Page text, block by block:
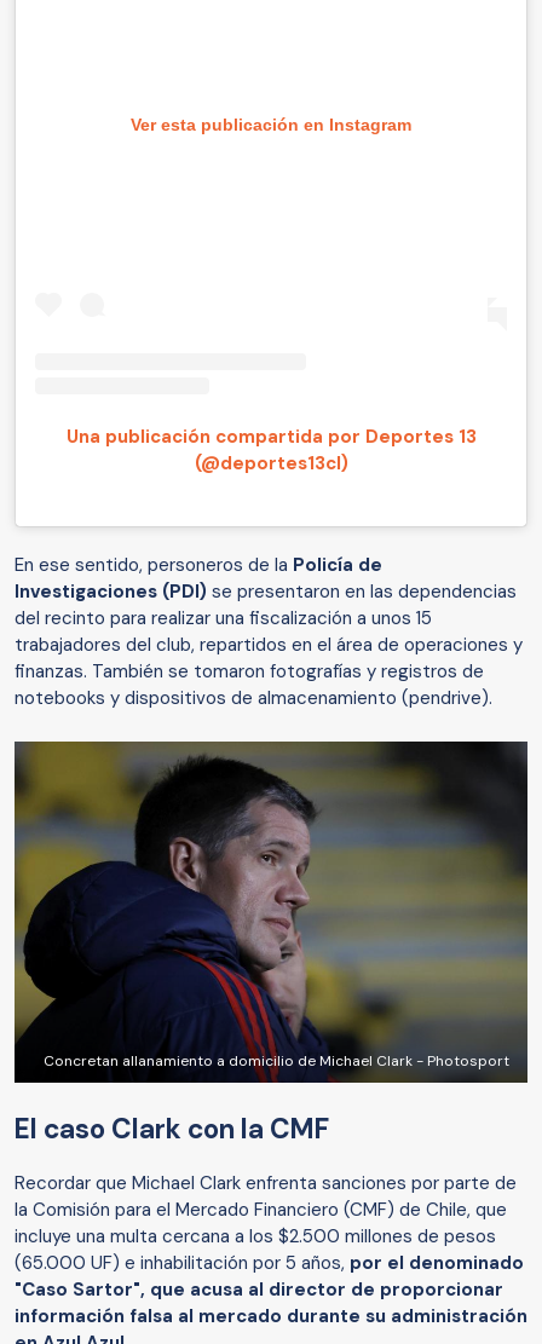
Ver esta publicación en Instagram
Una publicación compartida por Deportes 13
(@deportes13cl)
En ese sentido, personeros de la Policía de
Investigaciones (PDI) se presentaron en las dependencias
del recinto para realizar una fiscalización a unos 15
trabajadores del club, repartidos en el área de operaciones y
finanzas. También se tomaron fotografías y registros de
notebooks y dispositivos de almacenamiento (pendrive).
Concretan allanamiento a domicilio de Michael Clark - Photosport
El caso Clark con la CMF
Recordar que Michael Clark enfrenta sanciones por parte de
la Comisión para el Mercado Financiero (CMF) de Chile, que
incluye una multa cercana a los $2.500 millones de pesos
(65.000 UF) e inhabilitación por 5 años, por el denominado
"Caso Sartor", que acusa al director de proporcionar
información falsa al mercado durante su administración